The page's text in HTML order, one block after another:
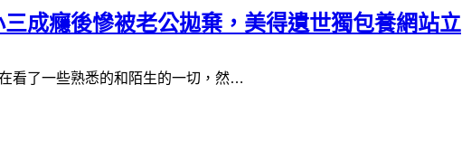
成癮後慘被老公拋棄，美得遺世獨包養網站立
看了一些熟悉的和陌生的一切，然…